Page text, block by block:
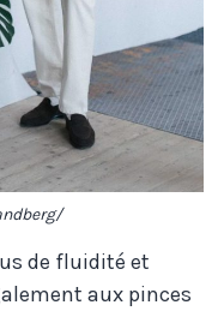
de fluidité et
aux pinces